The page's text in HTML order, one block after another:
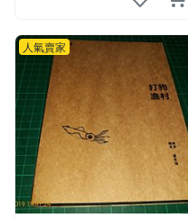
人氣賣家